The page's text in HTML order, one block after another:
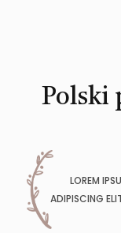
Polski
LOREM
ADIPISCING